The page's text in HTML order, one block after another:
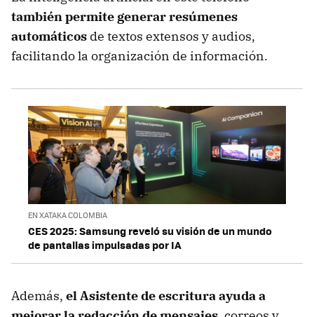
también permite generar resúmenes
automáticos de textos extensos y audios,
facilitando la organización de información.
EN XATAKA COLOMBIA
CES 2025: Samsung reveló su visión de un mundo
de pantallas impulsadas por IA
Además, el Asistente de escritura ayuda a